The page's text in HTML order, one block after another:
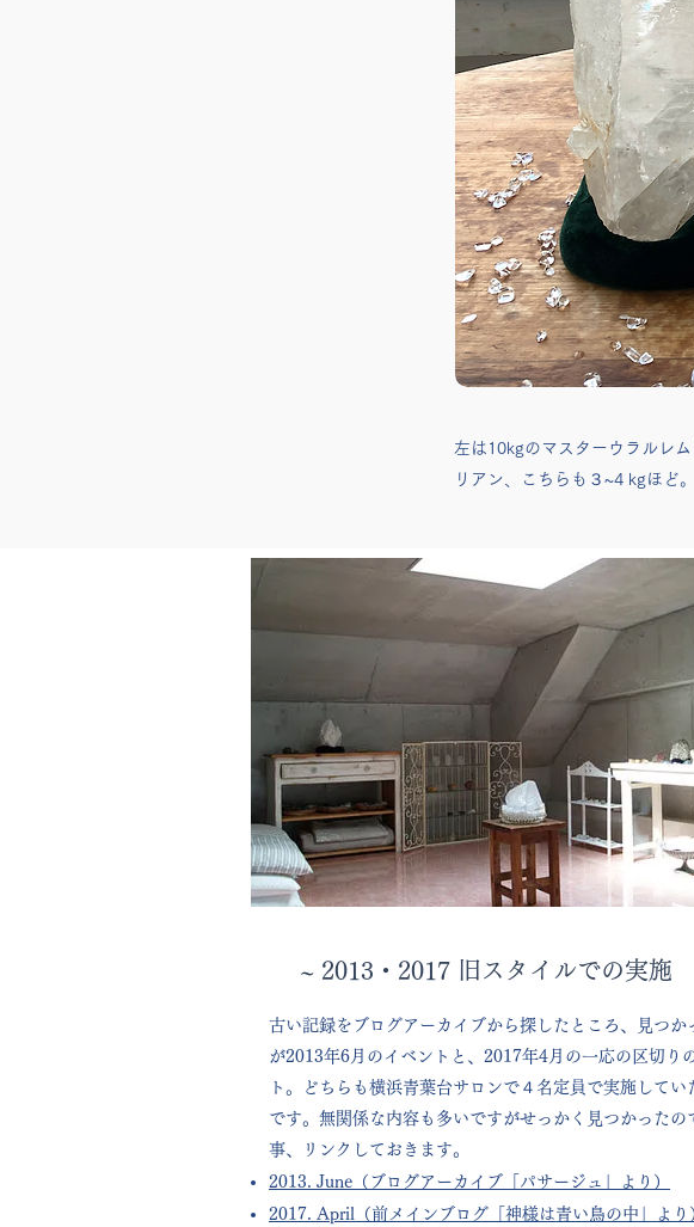
左は10kgのマスターウラルレ
リアン、こちらも３~4 kgほど
~ 2013・2017 旧スタイルでの実施
古い記録をブログアーカイブから探したところ、見つか
が2013年6月のイベントと、2017年4月の一応の区切り
ト。どちらも横浜青葉台サロンで４名定員で実施してい
です。無関係な内容も多いですがせっかく見つかったの
事、リンクしておきます。
2013. June（ブログアーカイブ「パサージュ」より）
2017. April（前メインブログ「神様は青い鳥の中」より